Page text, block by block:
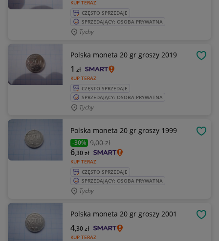
KUP TERAZ
CZĘSTO SPRZEDAJE
SPRZEDAJĄCY: OSOBA PRYWATNA
Tychy
Polska moneta 20 gr groszy 2019
KUP TERAZ
1 zł
CZĘSTO SPRZEDAJE
SPRZEDAJĄCY: OSOBA PRYWATNA
Tychy
Polska moneta 20 gr groszy 1999
-30% 9,00 zł
KUP TERAZ
6,30zł
CZĘSTO SPRZEDAJE
SPRZEDAJĄCY: OSOBA PRYWATNA
Tychy
Polska moneta 20 gr groszy 2001
KUP TERAZ
4,30zł